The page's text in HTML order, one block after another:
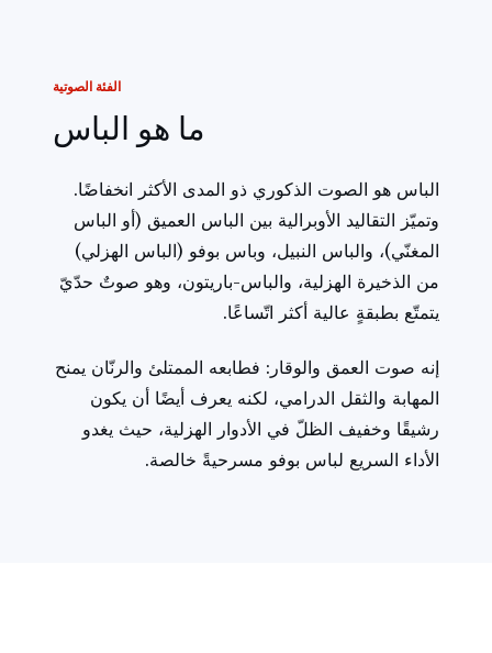
الفئة الصوتية
ما هو الباس
الباس هو الصوت الذكوري ذو المدى الأكثر انخفاضًا.
وتميّز التقاليد الأوبرالية بين الباس العميق (أو الباس
المغنّي)، والباس النبيل، وباس بوفو (الباس الهزلي)
من الذخيرة الهزلية، والباس-باريتون، وهو صوتٌ حدّيّ
يتمتّع بطبقةٍ عالية أكثر اتّساعًا.
إنه صوت العمق والوقار: فطابعه الممتلئ والرنّان يمنح
المهابة والثقل الدرامي، لكنه يعرف أيضًا أن يكون
رشيقًا وخفيف الظلّ في الأدوار الهزلية، حيث يغدو
الأداء السريع لباس بوفو مسرحيةً خالصة.